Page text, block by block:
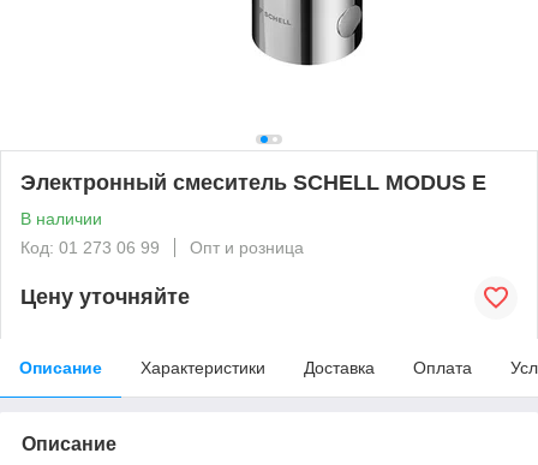
Электронный смеситель SCHELL MODUS E
В наличии
Код: 01 273 06 99
Опт и розница
Цену уточняйте
Описание Характеристики Доставка Оплата
Описание